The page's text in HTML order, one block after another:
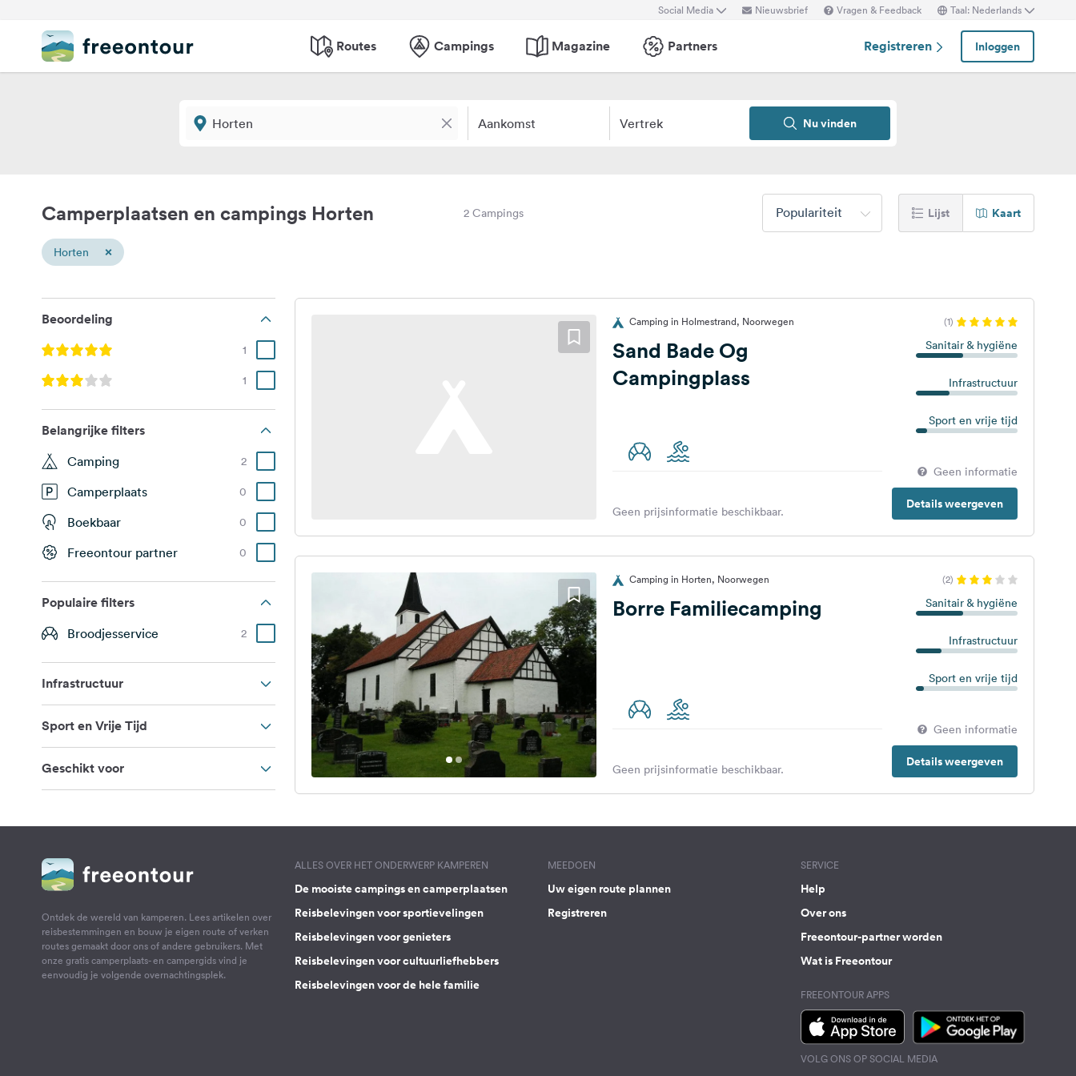
Social Media Nieuwsbrief Vragen & Feedback Taal: Nederlands
Routes Campings Magazine Partners Registreren Inloggen
Aankomst Vertrek Nu vinden
Camperplaatsen en campings Horten 2 Campings Populariteit Lijst Kaart
Horten ×
Beoordeling
1
1
Belangrijke filters
Camping 2
Camperplaats 0
Boekbaar 0
Freeontour partner 0
Populaire filters
Broodjesservice 2
Infrastructuur
Sport en Vrije Tijd
Geschikt voor
Camping in Holmestrand, Noorwegen (1)
Sand Bade Og
Campingplass
Sanitair & hygiëne
Infrastructuur
Sport en vrije tijd
Geen informatie
Details weergeven
Geen prijsinformatie beschikbaar.
Camping in Horten, Noorwegen (2)
Borre Familiecamping Sanitair & hygiëne
Infrastructuur
Sport en vrije tijd
Geen informatie
Details weergeven
Geen prijsinformatie beschikbaar.
Ontdek de wereld van kamperen. Lees artikelen over
reisbestemmingen en bouw je eigen route of verken
routes gemaakt door ons of andere gebruikers. Met
onze gratis camperplaats- en campergids vind je
eenvoudig je volgende overnachtingsplek.
ALLES OVER HET ONDERWERP KAMPEREN
De mooiste campings en camperplaatsen
Reisbelevingen voor sportievelingen
Reisbelevingen voor genieters
Reisbelevingen voor cultuurliefhebbers
Reisbelevingen voor de hele familie
MEEDOEN
Uw eigen route plannen
Registreren
SERVICE
Help
Over ons
Freeontour-partner worden
Wat is Freeontour
FREEONTOUR APPS
VOLG ONS OP SOCIAL MEDIA